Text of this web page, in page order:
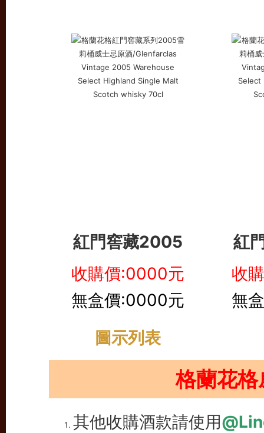
紅門窖藏2005
紅
收購價:0000元
無盒價:0000元
收
無
圖示列表
格蘭花
其他收購酒款請使用